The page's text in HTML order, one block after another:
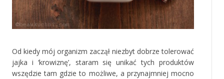
Od kiedy mój organizm zaczął niezbyt dobrze tolerować
jajka i ‘krowiznę’, staram się unikać tych produktów
wszędzie tam gdzie to możliwe, a przynajmniej mocno